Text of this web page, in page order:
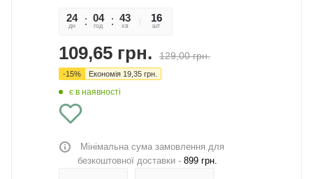
24
дн
04
год
43
хв
29
сек
16
шт
109,65 грн. 129,00грн.
-15% Економія 19,35 грн.
є в наявності
Мінімальна сума замовлення для
безкоштовної доставки - 899 грн.